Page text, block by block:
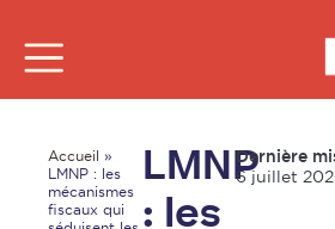
Accueil »
LMNP : les
mécanismes
fiscaux qui
LMNP
: les
Dernière
6 juillet